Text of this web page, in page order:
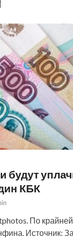
будут
КБК
По
Источник: